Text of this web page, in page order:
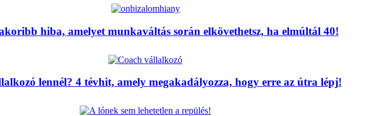
hiba, amelyet munkaváltás során elkövethetsz, ha elmúltál 40!
lennél? 4 tévhit, amely megakadályozza, hogy erre az útra lépj!